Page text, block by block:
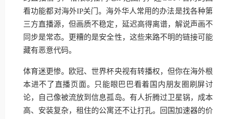
看功能都对海外IP关门。海外华人常用的办法是找各种第
三方直播源，但画质不稳定，延迟高得离谱，解说声画不
同步是常态。更糟的是安全性，这些来路不明的链接可能
藏有恶意代码。
体育迷更惨。欧冠、世界杯央视有转播权，但你在海外根
本进不了直播页面。只能眼巴巴看着国内朋友圈刷屏讨
论，自己像被流放到信息孤岛。有人折腾过卫星锅，成本
高、安装复杂，租住的公寓还不让打孔。回国加速器的价